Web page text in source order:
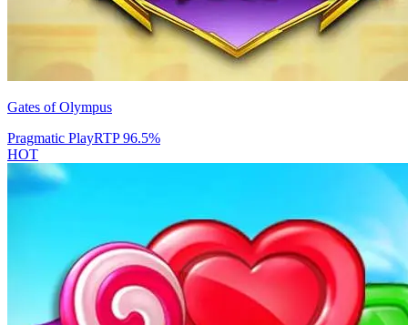
Gates of Olympus
Pragmatic PlayRTP96.5%
HOT